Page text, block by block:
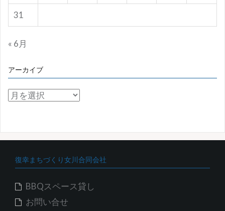
31
« 6月
アーカイブ
ア
復幸まちづくり女川合同会社
BBQスペース貸し
お問い合せ